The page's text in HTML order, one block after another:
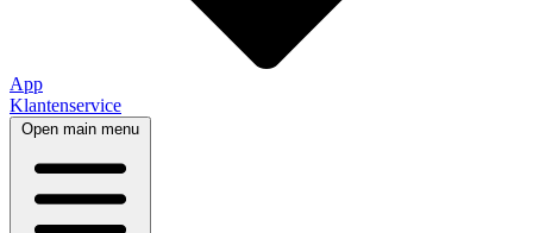
App
Klantenservice
Open main menu